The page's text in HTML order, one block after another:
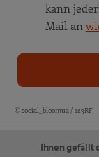
kann
Mail an
Bildquellen
© social_bloomua / 123RF
Ihnen gefällt